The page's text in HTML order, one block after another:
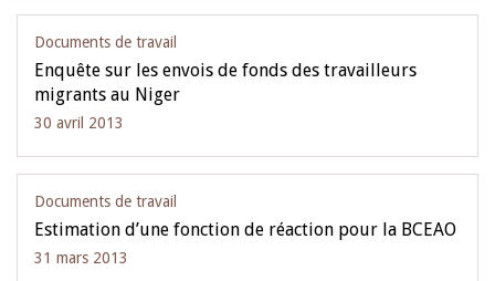
Documents de travail
Enquête sur les envois de fonds des travailleurs
migrants au Niger
30 avril 2013
Documents de travail
Estimation d’une fonction de réaction pour la BCEAO
31 mars 2013